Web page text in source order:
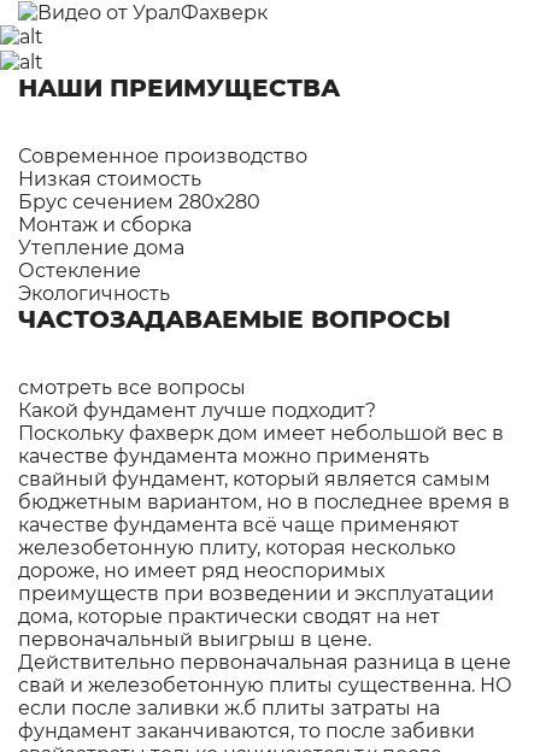
НАШИ ПРЕИМУЩЕСТВА
Современное производство
Низкая стоимость
Брус сечением 280х280
Монтаж и сборка
Утепление дома
Остекление
Экологичность
ЧАСТОЗАДАВАЕМЫЕ ВОПРОСЫ
смотреть все вопросы
Какой фундамент лучше подходит?
Поскольку фахверк дом имеет небольшой вес в
качестве фундамента можно применять
свайный фундамент, который является самым
бюджетным вариантом, но в последнее время в
качестве фундамента всё чаще применяют
железобетонную плиту, которая несколько
дороже, но имеет ряд неоспоримых
преимуществ при возведении и эксплуатации
дома, которые практически сводят на нет
первоначальный выигрыш в цене.
Действительно первоначальная разница в цене
свай и железобетонную плиты существенна. НО
если после заливки ж.б плиты затраты на
фундамент заканчиваются, то после забивки